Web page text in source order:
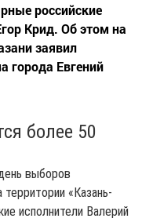
российские
Крид. Об этом на
заявил
города Евгений
более 50
выборов
«Казань-
исполнители Валерий